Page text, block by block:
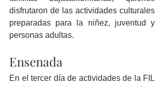
disfrutaron de las actividades culturales
preparadas para la niñez, juventud y
personas adultas.
Ensenada
En el tercer día de actividades de la FIL